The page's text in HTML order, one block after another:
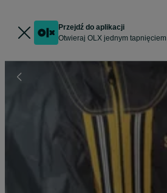
Przejdź do aplikacji
Otwieraj OLX jednym tapnięciem